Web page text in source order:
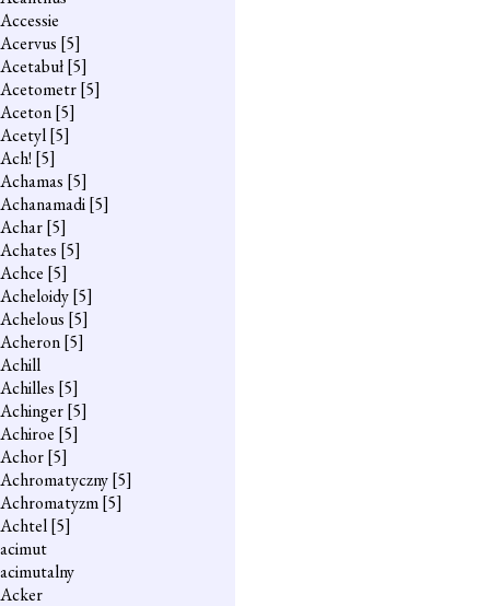
Accessie
Acervus [5]
Acetabuł[5]
Acetometr[5]
Aceton[5]
Acetyl[5]
Ach! [5]
Achamas [5]
Achanamadi[5]
Achar[5]
Achates [5]
Achce [5]
Acheloidy[5]
Achelous [5]
Acheron[5]
Achill
Achilles [5]
Achinger[5]
Achiroe [5]
Achor[5]
Achromatyczny[5]
Achromatyzm[5]
Achtel[5]
acimut
acimutalny
Acker